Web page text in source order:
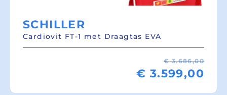
SCHILLER
Cardiovit FT-1 met Draagtas EVA
€3.686,00
€ 3.599,00